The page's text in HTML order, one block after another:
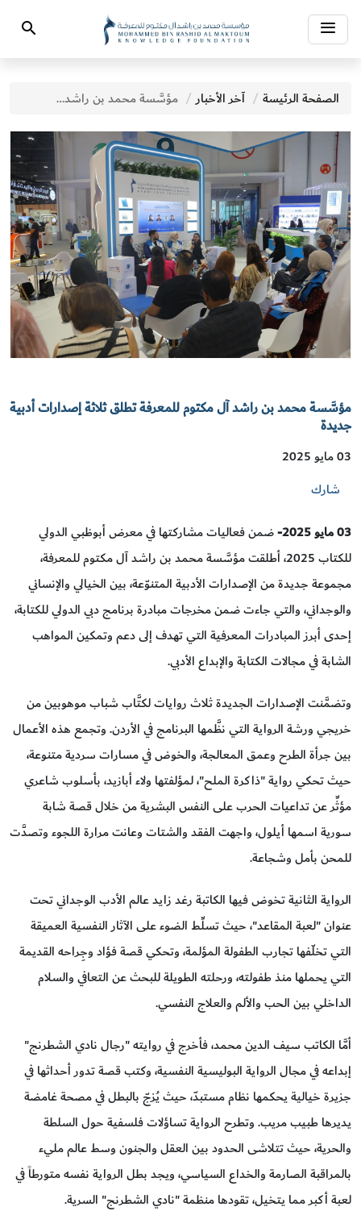
Toggle
navigation
Search
الصفحة الرئيسة آخر الأخبار مؤسَّسة محمد بن راشد آل مكتوم للمعرفة تطلق ثلاثة إصدارات أدبية جديدة
مؤسَّسة محمد بن راشد آل مكتوم للمعرفة تطلق ثلاثة إصدارات أدبية
جديدة
03 مايو 2025
شارك
03مايو 2025-
ضمن فعاليات مشاركتها في معرض أبوظبي الدولي
للكتاب 2025، أطلقت مؤسَّسة محمد بن راشد آل مكتوم للمعرفة،
مجموعة جديدة من الإصدارات الأدبية المتنوّعة، بين الخيالي والإنساني
والوجداني، والتي جاءت ضمن مخرجات مبادرة برنامج دبي الدولي للكتابة،
إحدى أبرز المبادرات المعرفية التي تهدف إلى دعم وتمكين المواهب
الشابة في مجالات الكتابة والإبداع الأدبي.
وتضمَّنت الإصدارات الجديدة ثلاث روايات لكتَّاب شباب موهوبين من
خريجي ورشة الرواية التي نظَّمها البرنامج في الأردن. وتجمع هذه الأعمال
بين جرأة الطرح وعمق المعالجة، والخوض في مسارات سردية متنوعة،
حيث تحكي رواية "ذاكرة الملح"، لمؤلفتها ولاء أبازيد، بأسلوب شاعري
مؤثِّر عن تداعيات الحرب على النفس البشرية من خلال قصة شابة
سورية اسمها أيلول، واجهت الفقد والشتات وعانت مرارة اللجوء وتصدَّت
للمحن بأمل وشجاعة.
الرواية الثانية تخوض فيها الكاتبة رغد زايد عالم الأدب الوجداني تحت
عنوان "لعبة المقاعد"، حيث تسلِّط الضوء على الآثار النفسية العميقة
التي تخلّفها تجارب الطفولة المؤلمة، وتحكي قصة فؤاد وجِراحه القديمة
التي يحملها منذ طفولته، ورحلته الطويلة للبحث عن التعافي والسلام
الداخلي بين الحب والألم والعلاج النفسي.
أمَّا الكاتب سيف الدين محمد، فأخرج في روايته "رجال نادي الشطرنج"
إبداعه في مجال الرواية البوليسية النفسية، وكتب قصة تدور أحداثها في
جزيرة خيالية يحكمها نظام مستبدّ، حيث يُزجّ بالبطل في مصحة غامضة
يديرها طبيب مريب. وتطرح الرواية تساؤلات فلسفية حول السلطة
والحرية، حيث تتلاشى الحدود بين العقل والجنون وسط عالم مليء
بالمراقبة الصارمة والخداع السياسي، ويجد بطل الرواية نفسه متورطاً في
لعبة أكبر مما يتخيل، تقودها منظمة "نادي الشطرنج" السرية.